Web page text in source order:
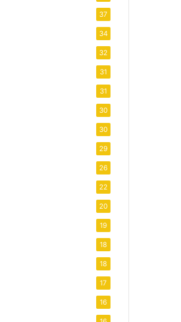
37
34
32
31
31
30
30
29
26
22
20
19
18
18
17
16